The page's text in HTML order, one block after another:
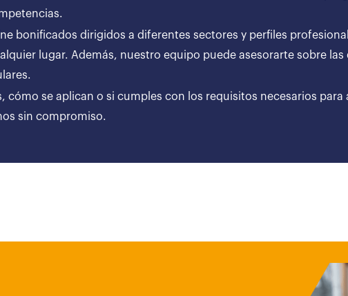
bonificados dirigidos a diferentes sectores y perfiles
lugar. Además, nuestro equipo puede asesorarte sobre
cómo se aplican o si cumples con los requisitos necesarios para
sin compromiso.